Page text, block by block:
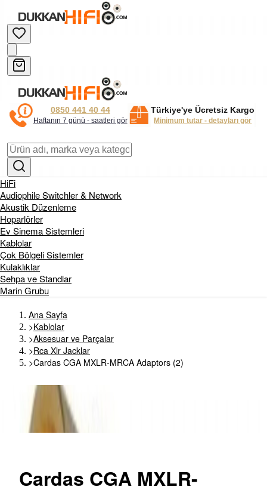
0850 441 40 44
Haftanın 7 günü - saatleri gör
Türkiye'ye Ücretsiz Kargo
Minimum tutar - detayları gör
HiFi
Audiophile Switchler & Network
Akustik Düzenleme
Hoparlörler
Ev Sinema Sistemleri
Kablolar
Çok Bölgeli Sistemler
Kulaklıklar
Sehpa ve Standlar
Marin Grubu
Ana Sayfa
>Kablolar
>Aksesuar ve Parçalar
>Rca Xlr Jacklar
>Cardas CGA MXLR-MRCA Adaptors (2)
Cardas CGA MXLR-